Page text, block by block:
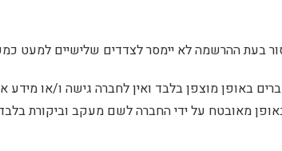
בעת ההרשמה לא יימסר לצדדים שלישיים למעט
באופן מוצפן בלבד ואין לחברה גישה ו/או מידע
מאובטח על ידי החברה לשם מעקב וביקורת